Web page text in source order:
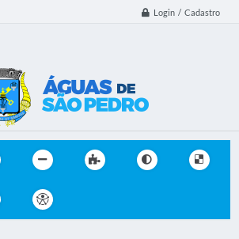
Login / Cadastro